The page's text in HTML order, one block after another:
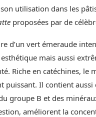
utilisation dans les
proposées par de
d’un vert émeraude
mais aussi
Riche en catéchines, le
puissant. Il contient aussi
groupe B et des
améliorent la